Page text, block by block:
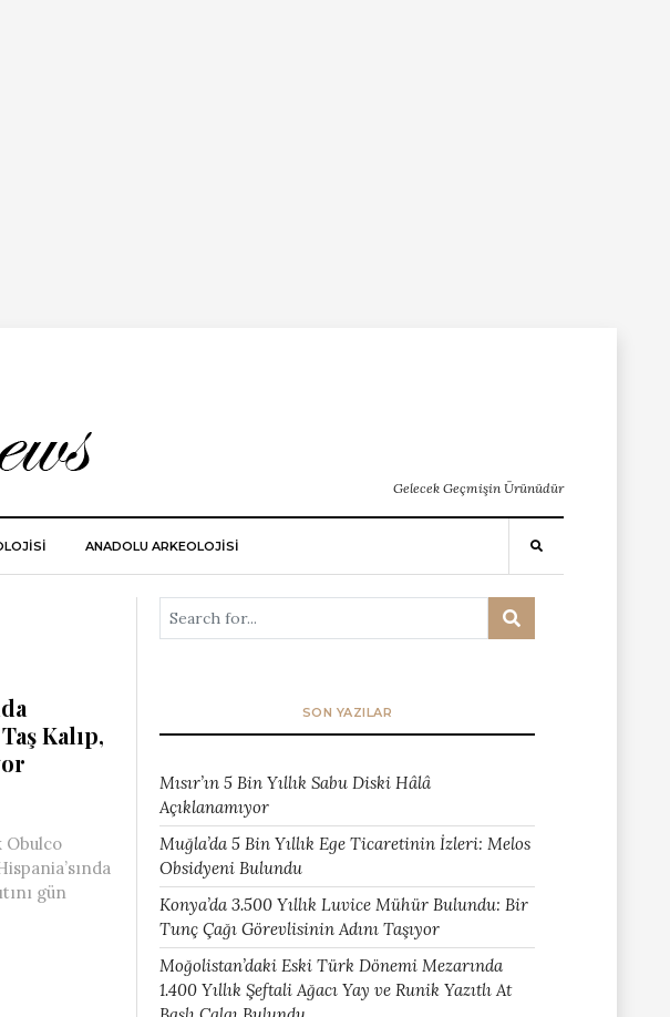
Gelecek Geçmişin Ürünüdür
ANADOLU ARKEOLOJİSİ
Kalıp,
Obulco
gün
SON YAZILAR
Mısır’ın 5 Bin Yıllık Sabu Diski Hâlâ
Açıklanamıyor
Muğla’da 5 Bin Yıllık Ege Ticaretinin İzleri: Melos
Obsidyeni Bulundu
Konya’da 3.500 Yıllık Luvice Mühür Bulundu: Bir
Tunç Çağı Görevlisinin Adını Taşıyor
Moğolistan’daki Eski Türk Dönemi Mezarında
1.400 Yıllık Şeftali Ağacı Yay ve Runik Yazıtlı At